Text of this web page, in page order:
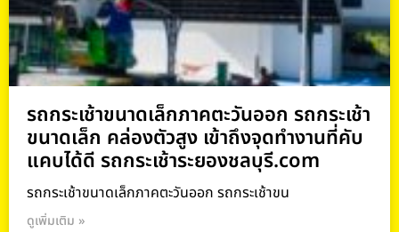
รถกระเช้าขนาดเล็กภาคตะวันออก รถกระเช้า
ขนาดเล็ก คล่องตัวสูง เข้าถึงจุดทำงานที่คับ
แคบได้ดี รถกระเช้าระยองชลบุรี.com
รถกระเช้าขนาดเล็กภาคตะวันออก รถกระเช้าขน
ดูเพิ่มเติม »